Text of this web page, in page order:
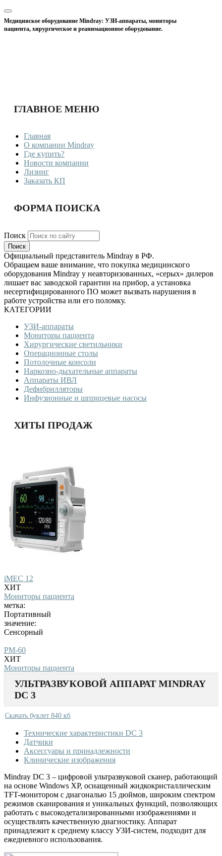
Медицинское оборудование Mindray: УЗИ-аппараты, мониторы
пациента, хирургическое и реанимационное оборудование.
ГЛАВНОЕ МЕНЮ
Главная
О компании Mindray
Где купить?
Новости компании
Лизинг
Заказать КП
ФОРМА ПОИСКА
Поиск
Официальный представитель Mindray в РФ.
Обращаем ваше внимание, что покупка медицинского
оборудования Mindray у неавторизованных, «серых» дилеров
лишает вас заводской гарантии на прибор, а установка
несертифицированного ПО может вызвать нарушения в
работе устройства или его поломку.
КАТЕГОРИИ
УЗИ-аппараты
Мониторы пациента
Хирургические светильники
Операционные столы
Потолочные консоли
Наркозно-дыхательные аппараты
Аппараты ИВЛ
Дефибрилляторы
Инфузионные и шприцевые насосы
ХИТЫ ПРОДАЖ
iMEC 12
ХИТ
Мониторы пациента
метка:
Портативный
значение:
Сенсорный
PM-60
ХИТ
Мониторы пациента
УЛЬТРАЗВУКОВОЙ АППАРАТ MINDRAY
DC 3
Скачать буклет 840 кб
Технические характеристики DC 3
Датчики
Аксессуары и принадлежности
Клинические изображения
Mindray DC 3 – цифровой ультразвуковой сканер, работающий
на основе Windows XP, оснащенный жидкокристаллическим
TFT-монитором с диагональю 15 дюймов, широким спектром
режимов сканирования и уникальных функций, позволяющих
работать с высокодетализированными изображениями и
осуществлять качественную диагностику. Аппарат
принадлежит к среднему классу УЗИ-систем, подходит для
ежедневного использования.